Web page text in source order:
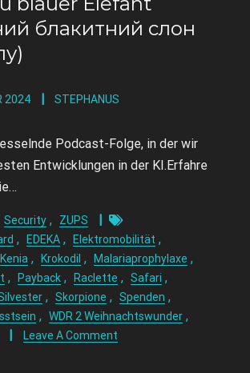
блакитний слон
2024 STEPHANUS
Podcast-Folge, in der wir
Entwicklungen in der KI.Erfahre
Security ,
ZUPS
, EDEKA , Elektromobilität ,
Kenia , Krokodil , Malariaprophylaxe ,
, Payback , Raclette , Safari ,
, Skorpione , Spenden ,
, WDR 2 Weihnachtswunder ,
Leave A Comment